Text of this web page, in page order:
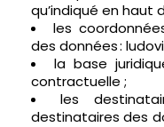
qu’indiqué en haut
les
des données :
la base
contractuelle ;
les
destinataires des